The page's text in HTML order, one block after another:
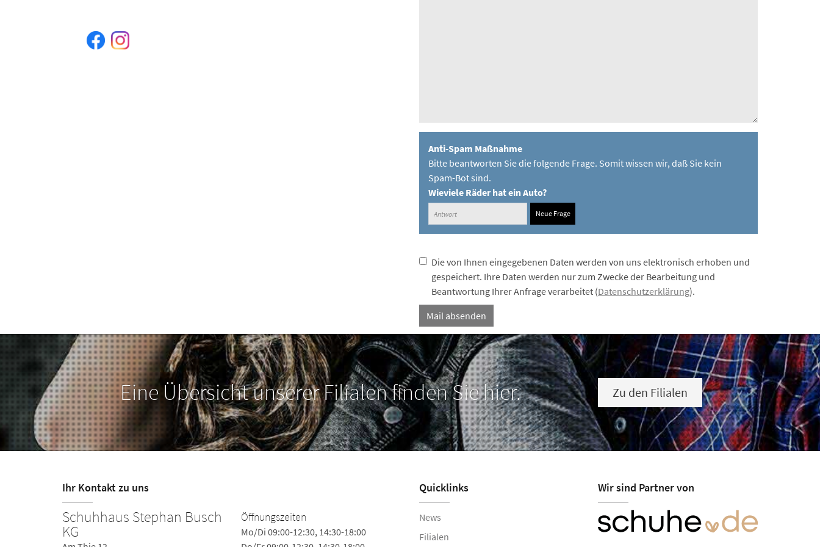
Anti-Spam Maßnahme
Bitte beantworten Sie die folgende Frage. Somit wissen wir, daß Sie kein
Spam-Bot sind.
Wieviele Räder hat ein Auto?
Neue Frage
Die von Ihnen eingegebenen Daten werden von uns elektronisch erhoben und
gespeichert. Ihre Daten werden nur zum Zwecke der Bearbeitung und
Beantwortung Ihrer Anfrage verarbeitet (Datenschutzerklärung).
Eine Übersicht unserer Filialen finden Sie hier. Zu den Filialen
Ihr Kontakt zu uns
Schuhhaus Stephan Busch
KG
Öffnungszeiten
Mo/Di 09:00-12:30, 14:30-18:00
Schuhhaus Stephan Busch Öffnungszeiten
Mo 09:00-12:30, 14:30-18:30
Quicklinks
News
Filialen
Wir sind Partner von